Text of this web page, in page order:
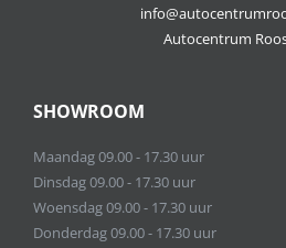
Autocentrum
SHOWROOM
Maandag 09.00 - 17.30 uur
Dinsdag 09.00 - 17.30 uur
Woensdag 09.00 - 17.30 uur
Donderdag 09.00 - 17.30 uur